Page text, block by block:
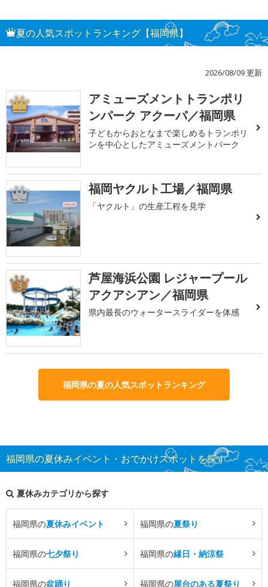
夏の人気スポットランキング【福岡県】
2026/08/09 更新
1
アミューズメントトランポリ
ンパーク アクーパ／福岡県
子どもからおとなまで楽しめるトランポリ
ンを中心としたアミューズメントパーク
2 福岡ヤクルト工場／福岡県
「ヤクルト」の生産工程を見学
3
芦屋海浜公園 レジャープール
アクアシアン／福岡県
県内最長のウォータースライダーを体感
福岡県の夏の人気スポットランキング
福岡県の夏休みイベント・おでかけスポットを探す
夏休みカテゴリから探す
福岡県の夏休みイベント 福岡県の夏祭り
福岡県の七夕祭り 福岡県の縁日・納涼祭
福岡県の盆踊り 福岡県の屋台のある夏祭り